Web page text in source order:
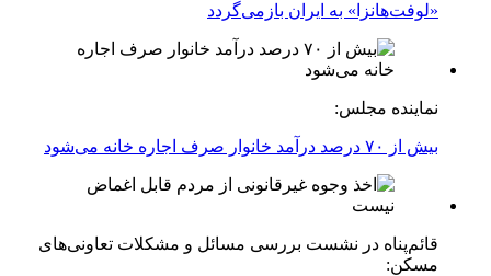
«لوفت‌هانزا» به ایران بازمی‌گردد
نماینده مجلس:
بیش از ۷۰ درصد درآمد خانوار صرف اجاره خانه می‌شود
قائم‌پناه در نشست بررسی مسائل و مشکلات تعاونی‌های
مسکن: